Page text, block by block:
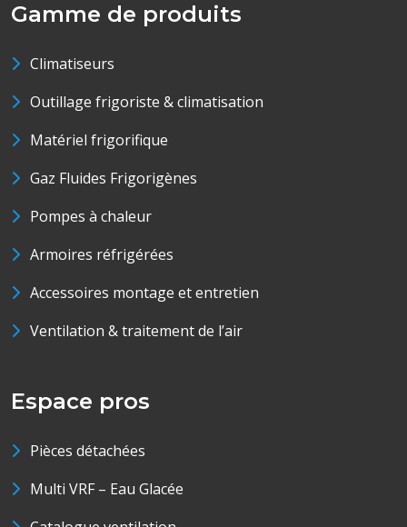
Gamme de produits
Climatiseurs
Outillage frigoriste & climatisation
Matériel frigorifique
Gaz Fluides Frigorigènes
Pompes à chaleur
Armoires réfrigérées
Accessoires montage et entretien
Ventilation & traitement de l’air
Espace pros
Pièces détachées
Multi VRF – Eau Glacée